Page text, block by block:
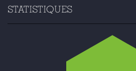
STATISTIQUES